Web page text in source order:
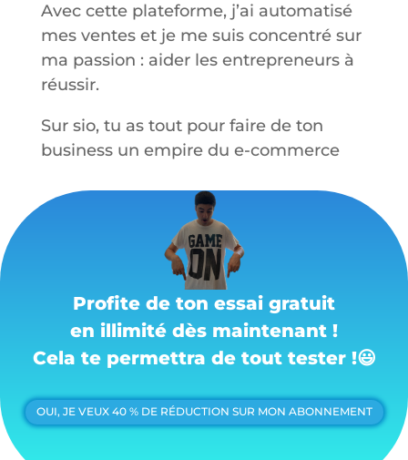
Avec cette plateforme, j’ai automatisé
mes ventes et je me suis concentré sur
ma passion : aider les entrepreneurs à
réussir.
Sur sio, tu as tout pour faire de ton
business un empire du e-commerce
Profite de ton essai gratuit
en illimité dès maintenant !
Cela te permettra de tout tester !😃
OUI, JE VEUX 40 % DE RÉDUCTION SUR MON ABONNEMENT